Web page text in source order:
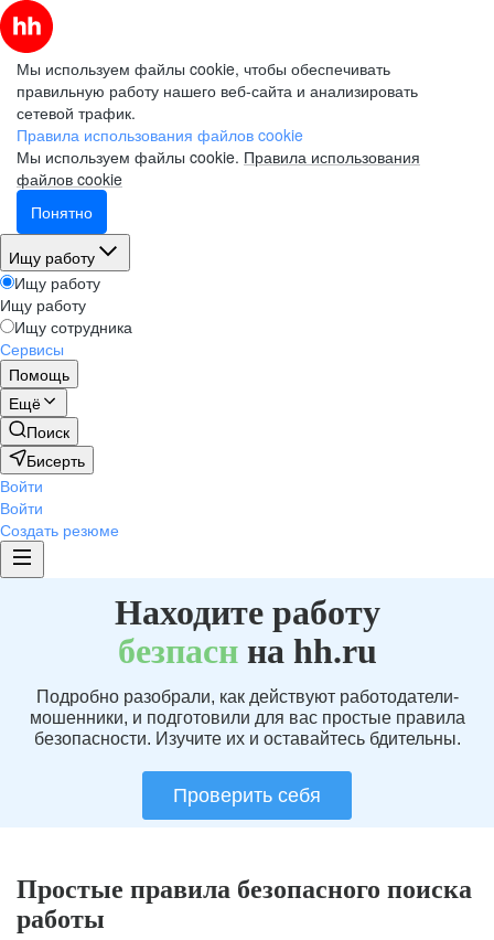
Мы используем файлы cookie, чтобы обеспечивать
правильную работу нашего веб-сайта и анализировать
сетевой трафик.
Правила использования файлов cookie
Мы используем файлы cookie. Правила использования
файлов cookie
Понятно
Ищу работу
Ищу работу
Ищу работу
Ищу сотрудника
Сервисы
Помощь
Ещё
Поиск
Бисерть
Войти
Войти
Создать резюме
Находите работу
безпаснна hh.ru
Подробно разобрали, как действуют работодатели-
мошенники, и подготовили для вас простые правила
безопасности. Изучите их и оставайтесь бдительны.
Проверить себя
Простые правила безопасного поиска
работы